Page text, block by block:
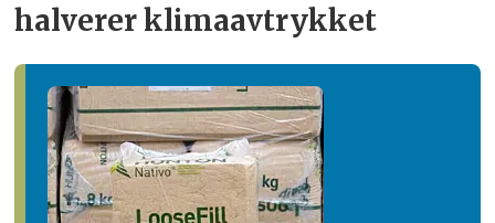
halverer klima­avtrykket